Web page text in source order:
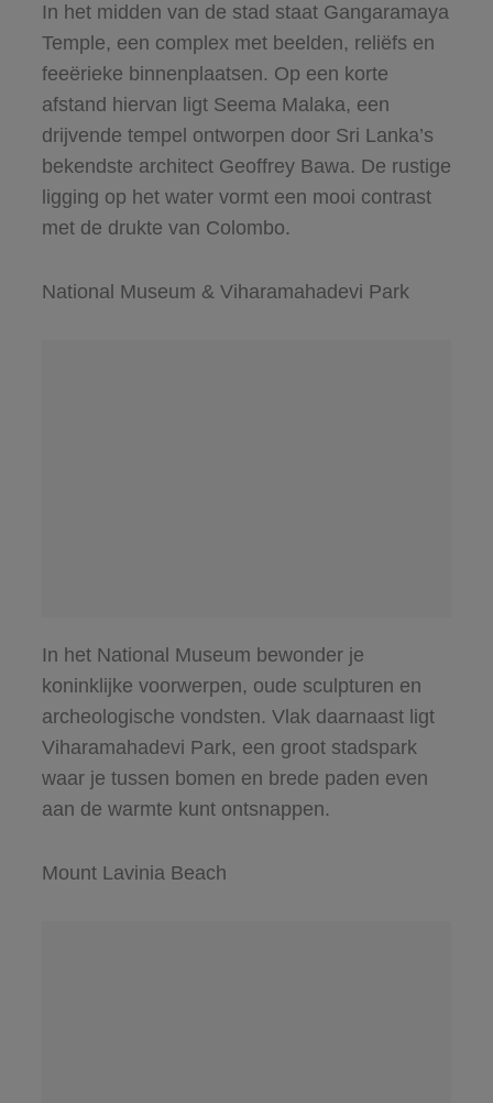
In het midden van de stad staat Gangaramaya
Temple, een complex met beelden, reliëfs en
feeërieke binnenplaatsen. Op een korte
afstand hiervan ligt Seema Malaka, een
drijvende tempel ontworpen door Sri Lanka’s
bekendste architect Geoffrey Bawa. De rustige
ligging op het water vormt een mooi contrast
met de drukte van Colombo.
National Museum & Viharamahadevi Park
In het National Museum bewonder je
koninklijke voorwerpen, oude sculpturen en
archeologische vondsten. Vlak daarnaast ligt
Viharamahadevi Park, een groot stadspark
waar je tussen bomen en brede paden even
aan de warmte kunt ontsnappen.
Mount Lavinia Beach